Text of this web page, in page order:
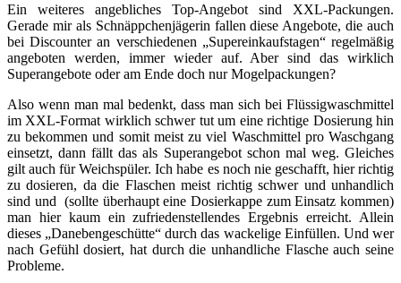
Ein weiteres angebliches Top-Angebot sind XXL-Packungen.
Gerade mir als Schnäppchenjägerin fallen diese Angebote, die auch
bei Discounter an verschiedenen „Supereinkaufstagen“ regelmäßig
angeboten werden, immer wieder auf. Aber sind das wirklich
Superangebote oder am Ende doch nur Mogelpackungen?
Also wenn man mal bedenkt, dass man sich bei Flüssigwaschmittel
im XXL-Format wirklich schwer tut um eine richtige Dosierung hin
zu bekommen und somit meist zu viel Waschmittel pro Waschgang
einsetzt, dann fällt das als Superangebot schon mal weg. Gleiches
gilt auch für Weichspüler. Ich habe es noch nie geschafft, hier richtig
zu dosieren, da die Flaschen meist richtig schwer und unhandlich
sind und (sollte überhaupt eine Dosierkappe zum Einsatz kommen)
man hier kaum ein zufriedenstellendes Ergebnis erreicht. Allein
dieses „Danebengeschütte“ durch das wackelige Einfüllen. Und wer
nach Gefühl dosiert, hat durch die unhandliche Flasche auch seine
Probleme.